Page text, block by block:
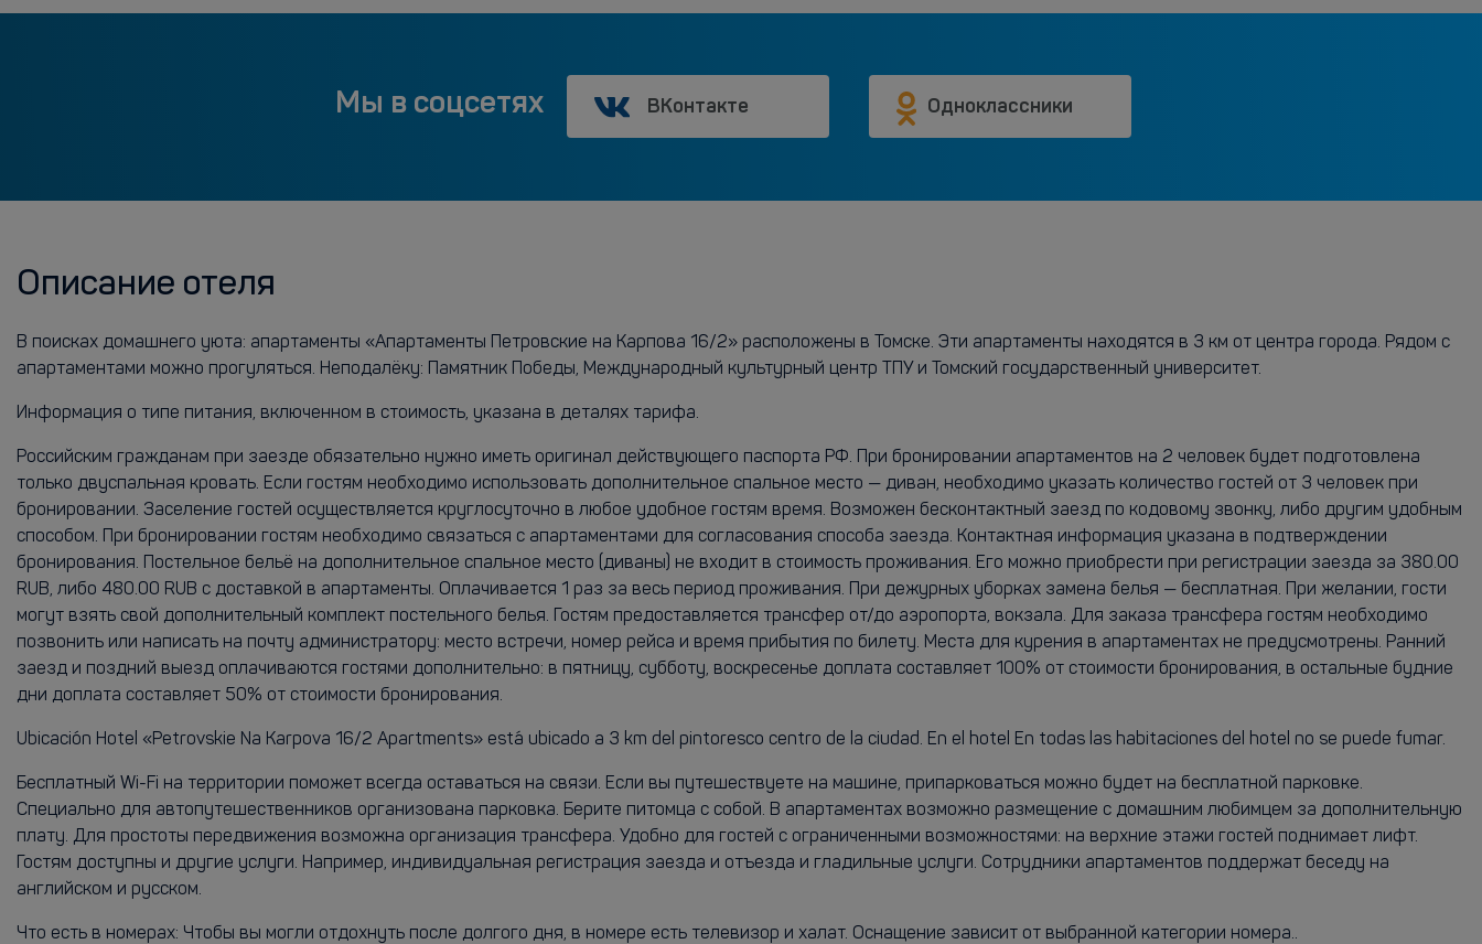
Мы в соцсетях ВКонтакте Одноклассники
Описание отеля
В поисках домашнего уюта: апартаменты «Апартаменты Петровские на Карпова 16/2» расположены в Томске. Эти апартаменты находятся в 3 км от центра города. Рядом с
апартаментами можно прогуляться. Неподалёку: Памятник Победы, Международный культурный центр ТПУ и Томский государственный университет.
Информация о типе питания, включенном в стоимость, указана в деталях тарифа.
Российским гражданам при заезде обязательно нужно иметь оригинал действующего паспорта РФ. При бронировании апартаментов на 2 человек будет подготовлена
только двуспальная кровать. Если гостям необходимо использовать дополнительное спальное место — диван, необходимо указать количество гостей от 3 человек при
бронировании. Заселение гостей осуществляется круглосуточно в любое удобное гостям время. Возможен бесконтактный заезд по кодовому звонку, либо другим удобным
способом. При бронировании гостям необходимо связаться с апартаментами для согласования способа заезда. Контактная информация указана в подтверждении
бронирования. Постельное бельё на дополнительное спальное место (диваны) не входит в стоимость проживания. Его можно приобрести при регистрации заезда за 380.00
RUB, либо 480.00 RUB с доставкой в апартаменты. Оплачивается 1 раз за весь период проживания. При дежурных уборках замена белья — бесплатная. При желании, гости
могут взять свой дополнительный комплект постельного белья. Гостям предоставляется трансфер от/до аэропорта, вокзала. Для заказа трансфера гостям необходимо
позвонить или написать на почту администратору: место встречи, номер рейса и время прибытия по билету. Места для курения в апартаментах не предусмотрены. Ранний
заезд и поздний выезд оплачиваются гостями дополнительно: в пятницу, субботу, воскресенье доплата составляет 100% от стоимости бронирования, в остальные будние
дни доплата составляет 50% от стоимости бронирования.
Ubicación Hotel «Petrovskie Na Karpova 16/2 Apartments» está ubicado a 3 km del pintoresco centro de la ciudad. En el hotel En todas las habitaciones del hotel no se puede fumar.
Бесплатный Wi-Fi на территории поможет всегда оставаться на связи. Если вы путешествуете на машине, припарковаться можно будет на бесплатной парковке.
Специально для автопутешественников организована парковка. Берите питомца с собой. В апартаментах возможно размещение с домашним любимцем за дополнительную
плату. Для простоты передвижения возможна организация трансфера. Удобно для гостей с ограниченными возможностями: на верхние этажи гостей поднимает лифт.
Гостям доступны и другие услуги. Например, индивидуальная регистрация заезда и отъезда и гладильные услуги. Сотрудники апартаментов поддержат беседу на
английском и русском.
Что есть в номерах: Чтобы вы могли отдохнуть после долгого дня, в номере есть телевизор и халат. Оснащение зависит от выбранной категории номера..